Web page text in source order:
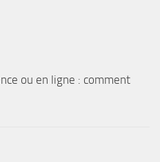
ou en ligne : comment